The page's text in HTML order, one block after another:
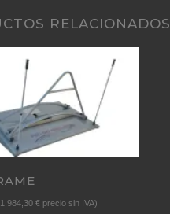
RELACIONADOS
1.984,30 € precio sin IVA)